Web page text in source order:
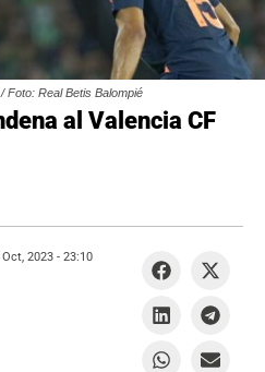
Foto: Real Betis Balompié
al Valencia CF
Oct, 2023 - 23:10